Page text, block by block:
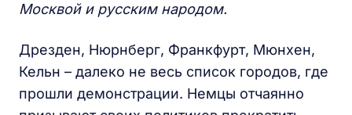
Москвой и русским народом.
Дрезден, Нюрнберг, Франкфурт, Мюнхен,
Кельн – далеко не весь список городов, где
прошли демонстрации. Немцы отчаянно